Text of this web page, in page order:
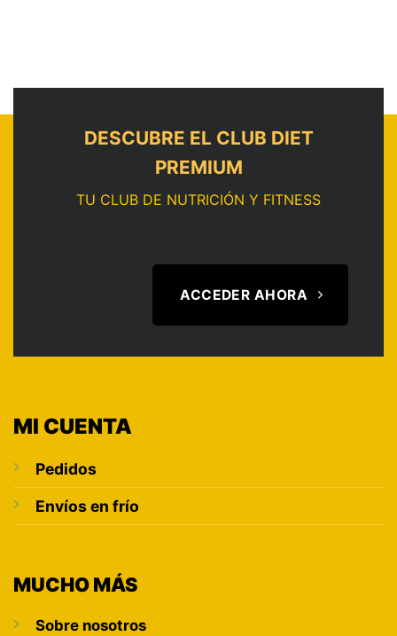
DESCUBRE EL CLUB DIET
PREMIUM
TU CLUB DE NUTRICIÓN Y FITNESS
ACCEDER AHORA
MI CUENTA
Pedidos
Envíos en frío
MUCHO MÁS
Sobre nosotros